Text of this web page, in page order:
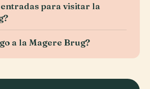
para visitar la
a la Magere Brug?